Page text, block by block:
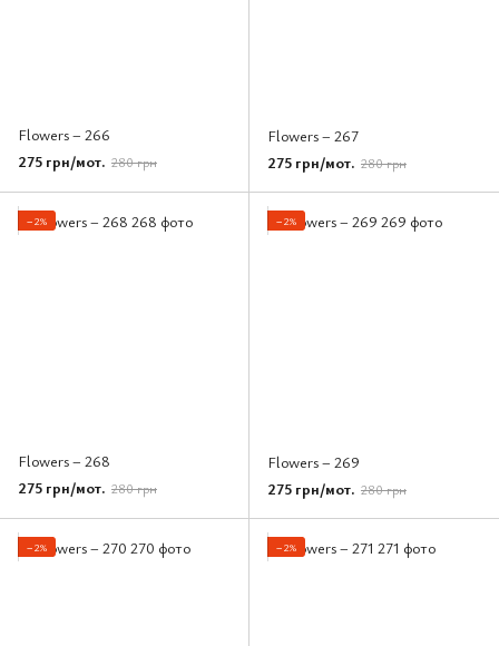
Flowers – 266
275 грн/мот. 280 грн
Flowers – 267
275 грн/мот. 280 грн
−2%
Flowers – 268
275 грн/мот. 280 грн
−2%
Flowers – 269
275 грн/мот. 280 грн
−2% −2%